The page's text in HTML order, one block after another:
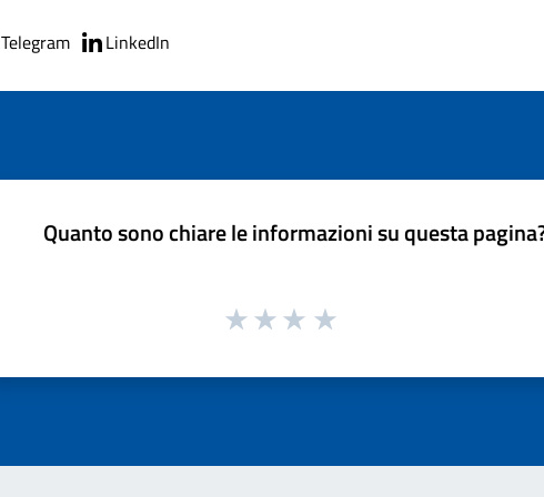
Telegram LinkedIn
Quanto sono chiare le informazioni su questa